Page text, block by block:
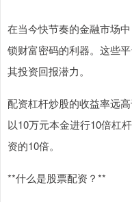
在当今快节奏的金融市场
锁财富密码的利器。这些
其投资回报潜力。
配资杠杆炒股的收益率远
以10万元本金进行10倍杠
资的10倍。
**什么是股票配资？**